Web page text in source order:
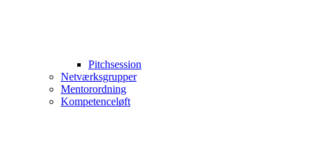
Pitchsession
Netværksgrupper
Mentorordning
Kompetenceløft